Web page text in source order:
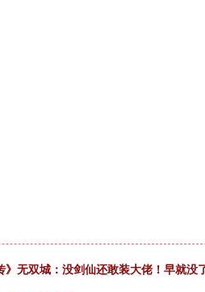
》无双城：没剑仙还敢装大佬！早就没